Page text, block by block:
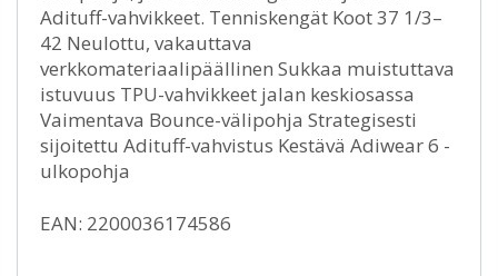
Adituff-vahvikkeet. Tenniskengät Koot 37 1/3–
42 Neulottu, vakauttava
verkkomateriaalipäällinen Sukkaa muistuttava
istuvuus TPU-vahvikkeet jalan keskiosassa
Vaimentava Bounce-välipohja Strategisesti
sijoitettu Adituff-vahvistus Kestävä Adiwear 6 -
ulkopohja
EAN: 2200036174586